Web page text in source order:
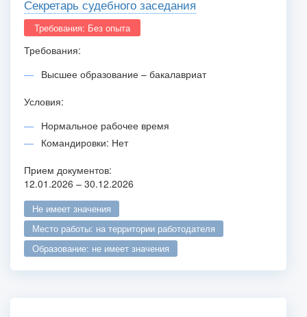
Секретарь судебного заседания
Требования: Без опыта
Требования:
Высшее образование – бакалавриат
Условия:
Нормальное рабочее время
Командировки: Нет
Прием документов:
12.01.2026 – 30.12.2026
не имеет значения
место работы: на территории работодателя
образование: не имеет значения